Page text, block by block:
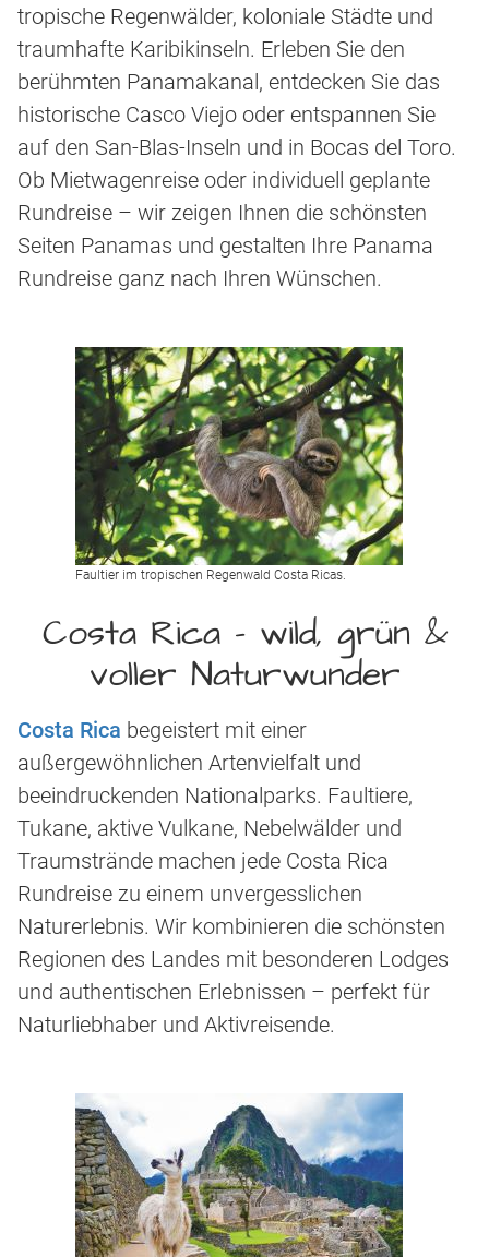
tropische Regenwälder, koloniale Städte und
traumhafte Karibikinseln. Erleben Sie den
berühmten Panamakanal, entdecken Sie das
historische Casco Viejo oder entspannen Sie
auf den San-Blas-Inseln und in Bocas del Toro.
Ob Mietwagenreise oder individuell geplante
Rundreise – wir zeigen Ihnen die schönsten
Seiten Panamas und gestalten Ihre Panama
Rundreise ganz nach Ihren Wünschen.
Faultier im tropischen Regenwald Costa Ricas.
Costa Rica – wild, grün &
voller Naturwunder
Costa Rica begeistert mit einer
außergewöhnlichen Artenvielfalt und
beeindruckenden Nationalparks. Faultiere,
Tukane, aktive Vulkane, Nebelwälder und
Traumstrände machen jede Costa Rica
Rundreise zu einem unvergesslichen
Naturerlebnis. Wir kombinieren die schönsten
Regionen des Landes mit besonderen Lodges
und authentischen Erlebnissen – perfekt für
Naturliebhaber und Aktivreisende.